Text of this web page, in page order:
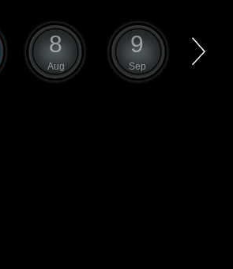
8
Aug
9
Sep